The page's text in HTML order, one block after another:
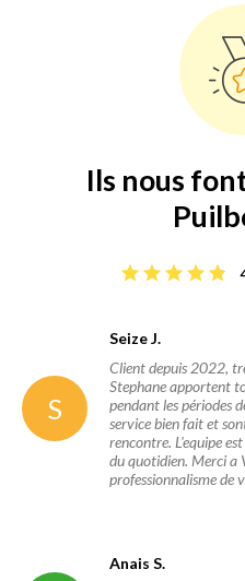
Ils nous
S
Seize J.
Client depuis 2022,
Stephane apportent
pendant les périodes
service bien fait et
rencontre. L'equipe
du quotidien. Merci a
professionnalisme de
Anais S.